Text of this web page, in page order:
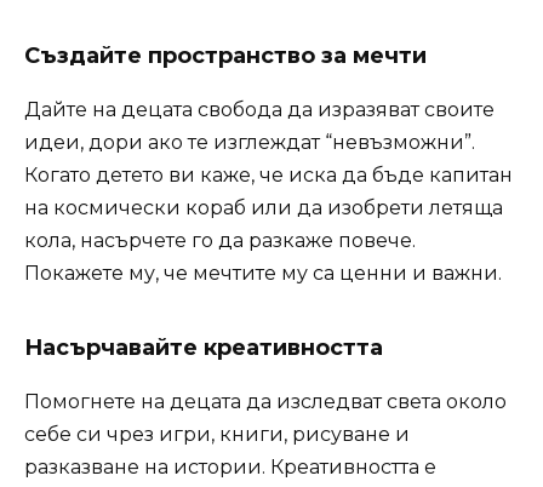
Създайте пространство за мечти
Дайте на децата свобода да изразяват своите
идеи, дори ако те изглеждат “невъзможни”.
Когато детето ви каже, че иска да бъде капитан
на космически кораб или да изобрети летяща
кола, насърчете го да разкаже повече.
Покажете му, че мечтите му са ценни и важни.
Насърчавайте креативността
Помогнете на децата да изследват света около
себе си чрез игри, книги, рисуване и
разказване на истории. Креативността е